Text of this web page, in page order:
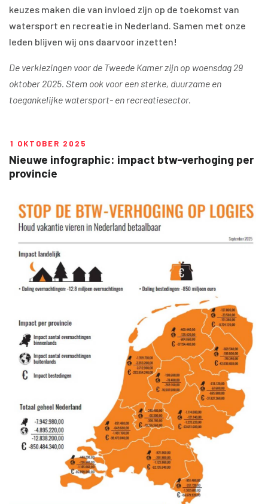
keuzes maken die van invloed zijn op de toekomst van
watersport en recreatie in Nederland. Samen met onze
leden blijven wij ons daarvoor inzetten!
De verkiezingen voor de Tweede Kamer zijn op woensdag 29
oktober 2025. Stem ook voor een sterke, duurzame en
toegankelijke watersport- en recreatiesector.
1 OKTOBER 2025
Nieuwe infographic: impact btw-verhoging per
provincie